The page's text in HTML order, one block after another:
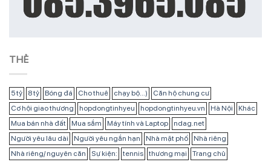
THẺ
5 tỷ 8 tỷ Bóng đá Cho thuê chạy bộ...)
Căn hộ chung cư
Cơ hội giao thương
hopdongtinhyeu hopdongtinhyeu.vn Hà Nội
Khác
Mua bán nhà đất
Mua sắm Máy tính và Laptop
ndag.net
Người yêu lâu dài
Người yêu ngắn hạn Nhà mặt phố
Nhà riêng
Nhà riêng/ nguyên căn
Sự kiện: tennis thương mại
Trang chủ